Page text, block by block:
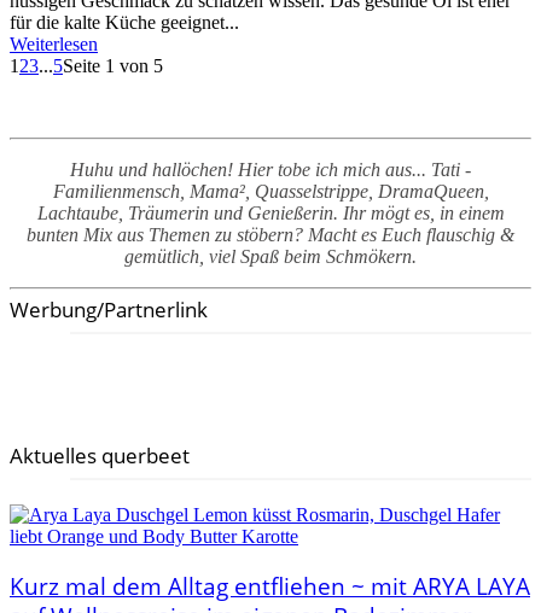
für die kalte Küche geeignet...
Weiterlesen
1 23...5Seite 1 von 5
Huhu und hallöchen! Hier tobe ich mich aus... Tati -
Familienmensch, Mama², Quasselstrippe, DramaQueen,
Lachtaube, Träumerin und Genießerin. Ihr mögt es, in einem
bunten Mix aus Themen zu stöbern? Macht es Euch flauschig &
gemütlich, viel Spaß beim Schmökern.
Werbung/Partnerlink
Aktuelles querbeet
Kurz mal dem Alltag entfliehen ~ mit ARYA LAYA